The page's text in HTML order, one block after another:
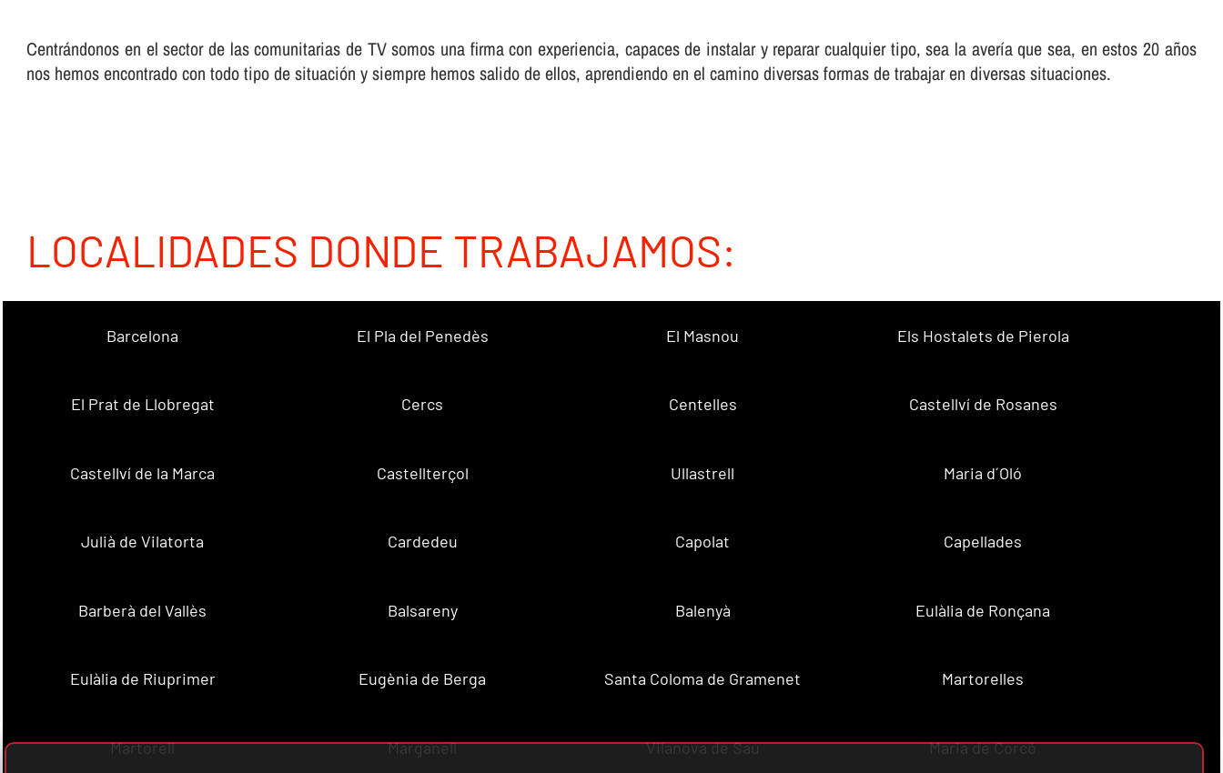
Centrándonos en el sector de las comunitarias de TV somos una firma con experiencia, capaces de instalar y reparar cualquier tipo, sea la averí­a que sea, en estos 20 años
nos hemos encontrado con todo tipo de situación y siempre hemos salido de ellos, aprendiendo en el camino diversas formas de trabajar en diversas situaciones.
LOCALIDADES DONDE TRABAJAMOS:
Barcelona El Pla del Penedès El Masnou Els Hostalets de Pierola
El Prat de Llobregat Cercs Centelles Castellví de Rosanes
Castellví de la Marca Castellterçol Ullastrell Maria d´Oló
Julià de Vilatorta Cardedeu Capolat Capellades
Barberà del Vallès Balsareny Balenyà Eulàlia de Ronçana
Eulàlia de Riuprimer Eugènia de Berga Santa Coloma de Gramenet Martorelles
Martorell Marganell Vilanova de Sau Maria de Corcó